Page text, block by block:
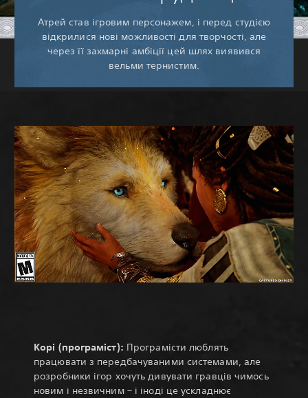
Атрей став ігровим персонажем, і перед студією
відкрилися нові можливості для творчості, але
через її захмарні амбіції цей шлях виявився
вельми тернистим.
Корі (програміст): Програмісти люблять
працювати з передбачуваними системами, але
розробники ігор хочуть дивувати гравців чимось
новим і незвичним – і іноді це ускладнює